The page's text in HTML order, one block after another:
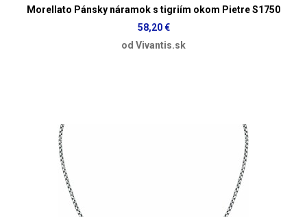
Morellato Pánsky náramok s tigriím okom Pietre S1750
58,20 €
od Vivantis.sk